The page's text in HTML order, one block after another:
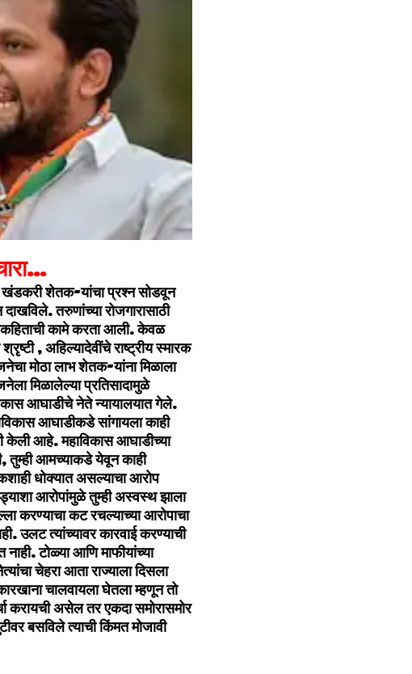
खंडकरी शेतक-यांचा प्रश्‍न सोडवून
तरुणांच्‍या रोजगारासाठी
कामे करता आली. केवळ
, अहिल्‍यादेवींचे राष्‍ट्रीय स्‍मारक
मोठा लाभ शेतक-यांना मिळाला
मिळालेल्‍या प्रतिसादामुळे
आघाडीचे नेते न्‍यायालयात गेले.
आघाडीकडे सांगायला काही
केली आहे. महाविकास आघाडीच्‍या
तुम्‍ही आमच्‍याकडे येवून काही
धोक्‍यात असल्‍याचा आरोप
आरोपांमुळे तुम्‍ही अस्‍वस्‍थ झाला
करण्‍याचा कट रचल्‍याच्‍या आरोपाचा
उलट त्‍यांच्‍यावर कारवाई करण्‍याची
नाही. टोळ्या आणि माफीयांच्‍या
चेहरा आता राज्‍याला दिसला
चालवायला घेतला म्‍हणून तो
करायची असेल तर एकदा समोरासमोर
बसविले त्‍याची किंमत मोजावी